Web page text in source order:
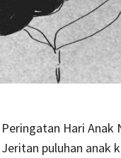
Peringatan Hari Anak
Jeritan puluhan anak